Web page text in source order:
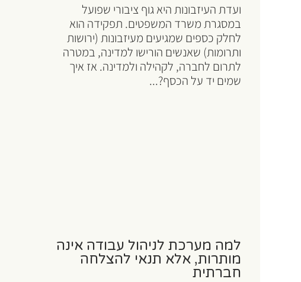
ועדת העיזבונות היא גוף ציבורי שפועל
במסגרת משרד המשפטים. תפקידה הוא
לחלק כספים שמגיעים מעיזבונות (ירושות
ותרומות) שאנשים הורישו למדינה, במטרה
לתרום לחברה, לקהילה ולמדינה. אז איך
שמים יד על הכסף?...
למה מערכת לניהול עבודה אינה
מותרות, אלא תנאי להצלחה
חברתית